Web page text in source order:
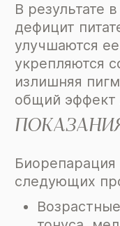
В результате
дефицит
улучшаются
укрепляются
излишняя
общий эффект
следующих